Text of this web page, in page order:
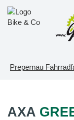
Prepernau
AXA